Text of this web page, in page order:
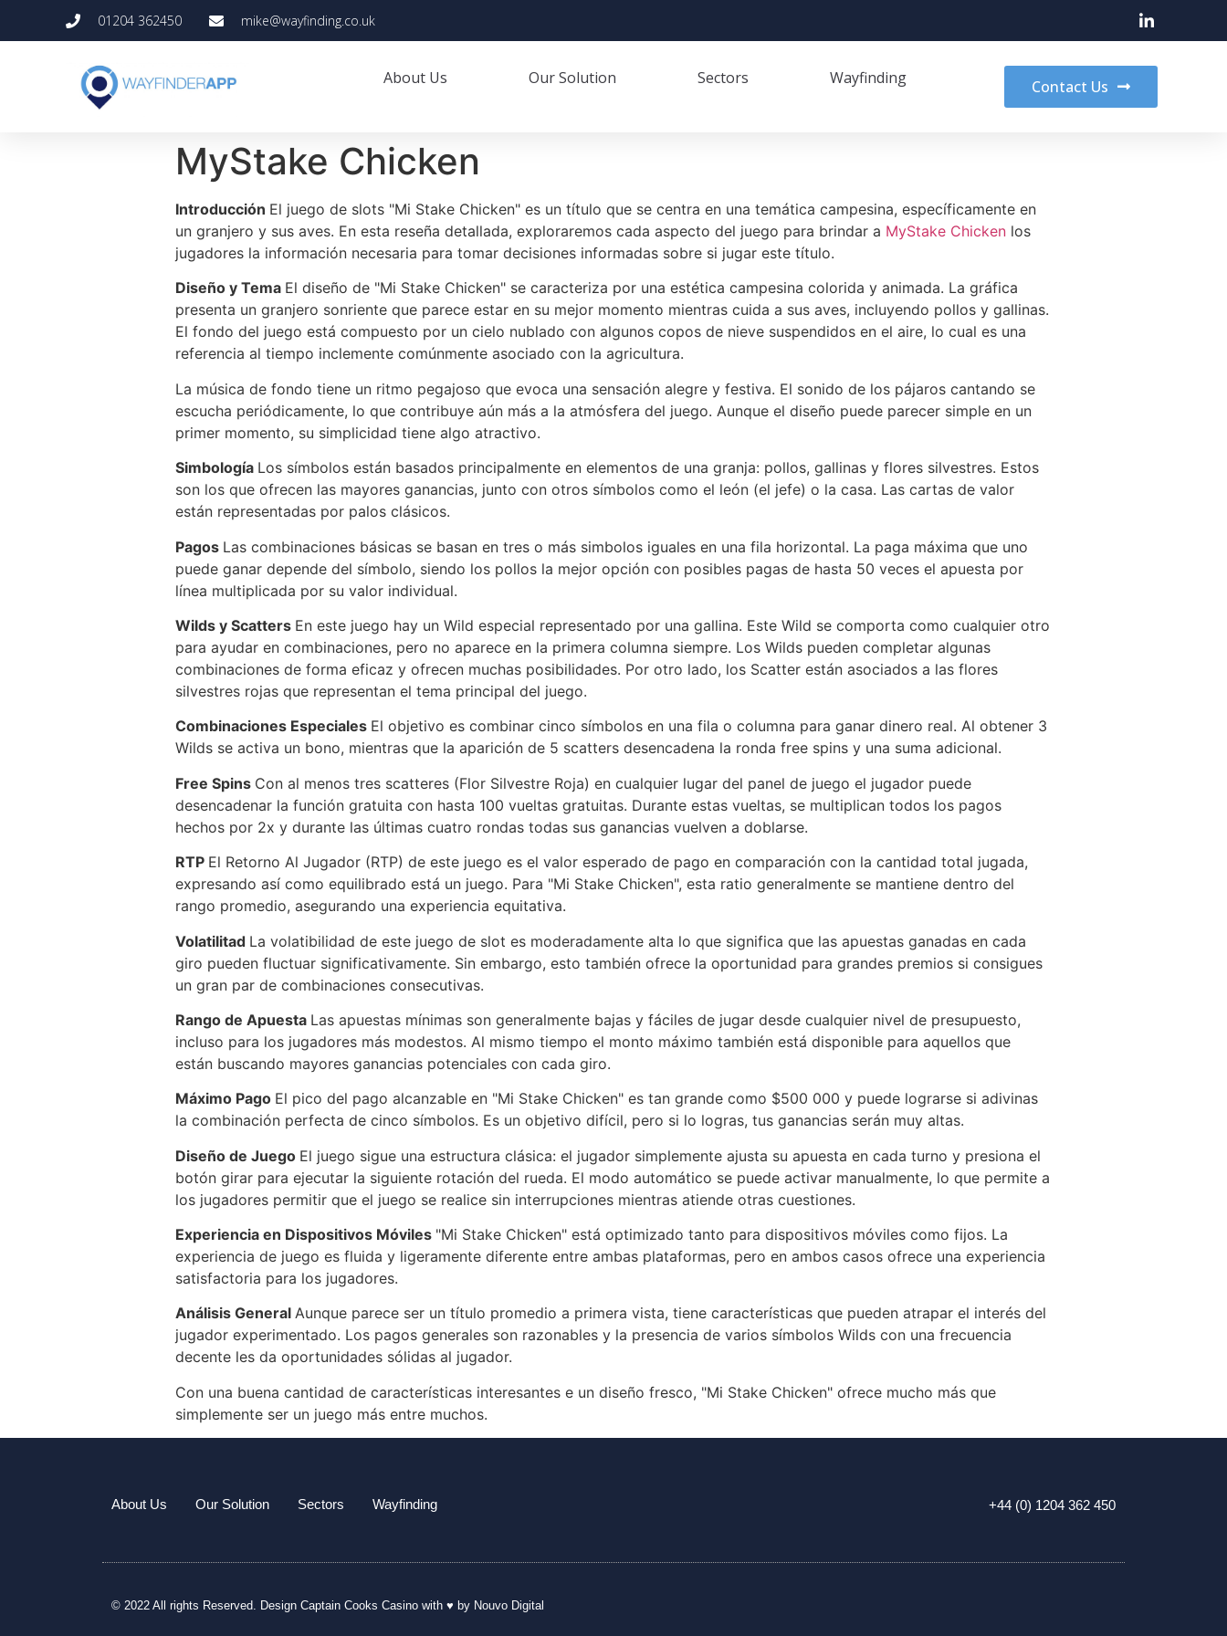
01204 362450 mike@wayfinding.co.uk
About Us Our Solution Sectors Wayfinding Contact Us
MyStake Chicken
Introducción El juego de slots "Mi Stake Chicken" es un título que se centra en una temática campesina, específicamente en
un granjero y sus aves. En esta reseña detallada, exploraremos cada aspecto del juego para brindar a MyStake Chicken los
jugadores la información necesaria para tomar decisiones informadas sobre si jugar este título.
Diseño y Tema El diseño de "Mi Stake Chicken" se caracteriza por una estética campesina colorida y animada. La gráfica
presenta un granjero sonriente que parece estar en su mejor momento mientras cuida a sus aves, incluyendo pollos y gallinas.
El fondo del juego está compuesto por un cielo nublado con algunos copos de nieve suspendidos en el aire, lo cual es una
referencia al tiempo inclemente comúnmente asociado con la agricultura.
La música de fondo tiene un ritmo pegajoso que evoca una sensación alegre y festiva. El sonido de los pájaros cantando se
escucha periódicamente, lo que contribuye aún más a la atmósfera del juego. Aunque el diseño puede parecer simple en un
primer momento, su simplicidad tiene algo atractivo.
Simbología Los símbolos están basados principalmente en elementos de una granja: pollos, gallinas y flores silvestres. Estos
son los que ofrecen las mayores ganancias, junto con otros símbolos como el león (el jefe) o la casa. Las cartas de valor
están representadas por palos clásicos.
Pagos Las combinaciones básicas se basan en tres o más simbolos iguales en una fila horizontal. La paga máxima que uno
puede ganar depende del símbolo, siendo los pollos la mejor opción con posibles pagas de hasta 50 veces el apuesta por
línea multiplicada por su valor individual.
Wilds y Scatters En este juego hay un Wild especial representado por una gallina. Este Wild se comporta como cualquier otro
para ayudar en combinaciones, pero no aparece en la primera columna siempre. Los Wilds pueden completar algunas
combinaciones de forma eficaz y ofrecen muchas posibilidades. Por otro lado, los Scatter están asociados a las flores
silvestres rojas que representan el tema principal del juego.
Combinaciones Especiales El objetivo es combinar cinco símbolos en una fila o columna para ganar dinero real. Al obtener 3
Wilds se activa un bono, mientras que la aparición de 5 scatters desencadena la ronda free spins y una suma adicional.
Free Spins Con al menos tres scatteres (Flor Silvestre Roja) en cualquier lugar del panel de juego el jugador puede
desencadenar la función gratuita con hasta 100 vueltas gratuitas. Durante estas vueltas, se multiplican todos los pagos
hechos por 2x y durante las últimas cuatro rondas todas sus ganancias vuelven a doblarse.
RTP El Retorno Al Jugador (RTP) de este juego es el valor esperado de pago en comparación con la cantidad total jugada,
expresando así como equilibrado está un juego. Para "Mi Stake Chicken", esta ratio generalmente se mantiene dentro del
rango promedio, asegurando una experiencia equitativa.
Volatilitad La volatibilidad de este juego de slot es moderadamente alta lo que significa que las apuestas ganadas en cada
giro pueden fluctuar significativamente. Sin embargo, esto también ofrece la oportunidad para grandes premios si consigues
un gran par de combinaciones consecutivas.
Rango de Apuesta Las apuestas mínimas son generalmente bajas y fáciles de jugar desde cualquier nivel de presupuesto,
incluso para los jugadores más modestos. Al mismo tiempo el monto máximo también está disponible para aquellos que
están buscando mayores ganancias potenciales con cada giro.
Máximo Pago El pico del pago alcanzable en "Mi Stake Chicken" es tan grande como $500 000 y puede lograrse si adivinas
la combinación perfecta de cinco símbolos. Es un objetivo difícil, pero si lo logras, tus ganancias serán muy altas.
Diseño de Juego El juego sigue una estructura clásica: el jugador simplemente ajusta su apuesta en cada turno y presiona el
botón girar para ejecutar la siguiente rotación del rueda. El modo automático se puede activar manualmente, lo que permite a
los jugadores permitir que el juego se realice sin interrupciones mientras atiende otras cuestiones.
Experiencia en Dispositivos Móviles "Mi Stake Chicken" está optimizado tanto para dispositivos móviles como fijos. La
experiencia de juego es fluida y ligeramente diferente entre ambas plataformas, pero en ambos casos ofrece una experiencia
satisfactoria para los jugadores.
Análisis General Aunque parece ser un título promedio a primera vista, tiene características que pueden atrapar el interés del
jugador experimentado. Los pagos generales son razonables y la presencia de varios símbolos Wilds con una frecuencia
decente les da oportunidades sólidas al jugador.
Con una buena cantidad de características interesantes e un diseño fresco, "Mi Stake Chicken" ofrece mucho más que
simplemente ser un juego más entre muchos.
About Us Our Solution Sectors Wayfinding +44 (0) 1204 362 450
© 2022 All rights Reserved. Design Captain Cooks Casino with ♥ by Nouvo Digital